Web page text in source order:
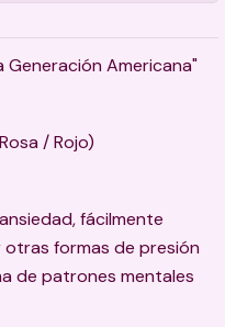
Generación Americana"
/ Rojo)
fácilmente
formas de presión
de patrones mentales